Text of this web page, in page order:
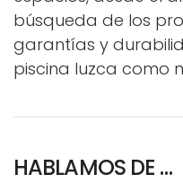
búsqueda de los
garantías y
piscina luzca como
HABLAMOS DE …